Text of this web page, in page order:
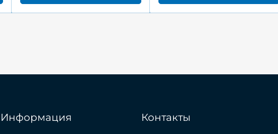
Информация Контакты